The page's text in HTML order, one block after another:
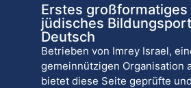
Erstes
jüdisches
Deutsch
Betrieben von Imrey Israel,
gemeinnützigen Organisation
bietet diese Seite geprüfte